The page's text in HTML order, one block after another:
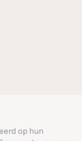
op hun